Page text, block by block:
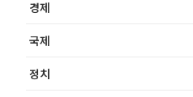
경제
국제
정치